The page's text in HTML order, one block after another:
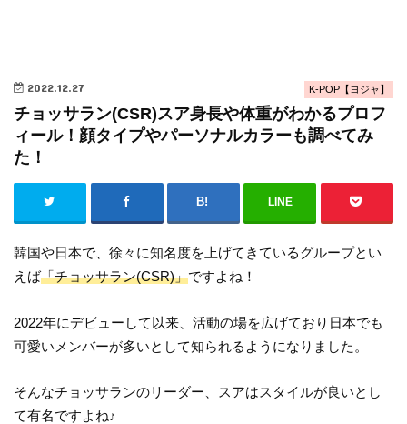
K-POP【ヨジャ】
2022.12.27
チョッサラン(CSR)スア身長や体重がわかるプロフ
ィール！顔タイプやパーソナルカラーも調べてみ
た！
LINE
韓国や日本で、徐々に知名度を上げてきているグループとい
えば「チョッサラン(CSR)」ですよね！
2022年にデビューして以来、活動の場を広げており日本でも
可愛いメンバーが多いとして知られるようになりました。
そんなチョッサランのリーダー、スアはスタイルが良いとし
て有名ですよね♪